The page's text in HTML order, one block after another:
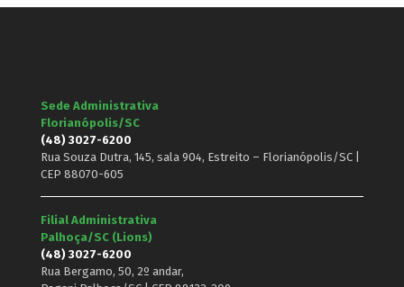
Sede Administrativa
Florianópolis/SC
(48) 3027-6200
Rua Souza Dutra, 145, sala 904, Estreito – Florianópolis/SC |
CEP 88070-605
Filial Administrativa
Palhoça/SC (Lions)
(48) 3027-6200
Rua Bergamo, 50, 2º andar,